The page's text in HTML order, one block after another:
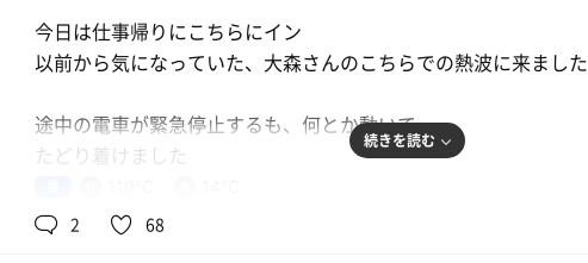
水温管理も大変だね
外気浴の休憩は、風も吹いてくらくらにキマりました🍃🤤
北欧はいつも良い風が吹いて、最高だね😆
トゴールとアツ湯に入って終了
食堂も、空いていて、待ちなく入れました
今日は仕事帰りにこちらにイン
以前から気になっていた、大森さんのこちらでの熱波に来ました
途中の電車が緊急停止するも、何とか動いて
たどり着けました
ミストサウナから、熱波に参加
続きを読む
2 68